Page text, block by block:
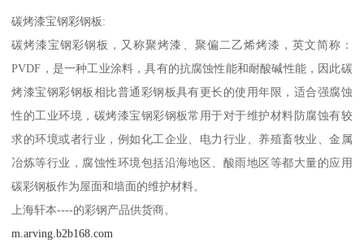
碳烤漆宝钢彩钢板:
碳烤漆宝钢彩钢板，又称聚烤漆、聚偏二乙烯烤漆，英文简称：
PVDF，是一种工业涂料，具有的抗腐蚀性能和耐酸碱性能，因此碳
烤漆宝钢彩钢板相比普通彩钢板具有更长的使用年限，适合强腐蚀
性的工业环境，碳烤漆宝钢彩钢板常用于对于维护材料防腐蚀有较
求的环境或者行业，例如化工企业、电力行业、养殖畜牧业、金属
冶炼等行业，腐蚀性环境包括沿海地区、酸雨地区等都大量的应用
碳彩钢板作为屋面和墙面的维护材料。
上海轩本----的彩钢产品供货商。
m.arving.b2b168.com